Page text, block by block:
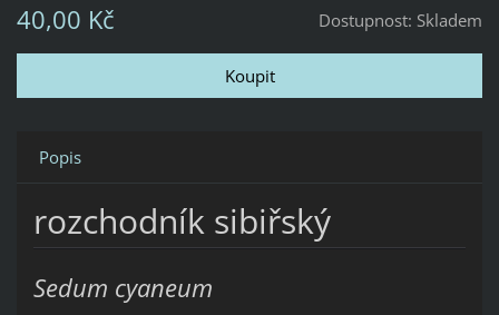
Dostupnost: Skladem
40,00 Kč
Popis
rozchodník sibiřský
Sedum cyaneum